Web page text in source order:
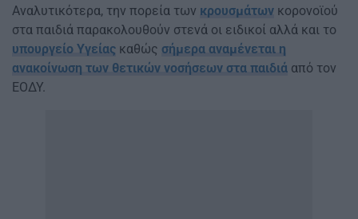
Αναλυτικότερα, την πορεία των κρουσμάτων κορονοϊού
στα παιδιά παρακολουθούν στενά οι ειδικοί αλλά και το
υπουργείο Υγείας καθώς σήμερα αναμένεται η
ανακοίνωση των θετικών νοσήσεων στα παιδιά από τον
ΕΟΔΥ.